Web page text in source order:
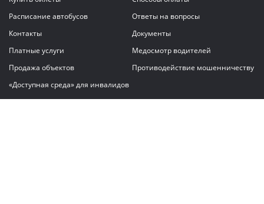
Расписание автобусов
Ответы на вопросы
Контакты
Документы
Платные услуги
Медосмотр водителей
Продажа объектов
Противодействие мошенничеству
«Доступная среда» для инвалидов